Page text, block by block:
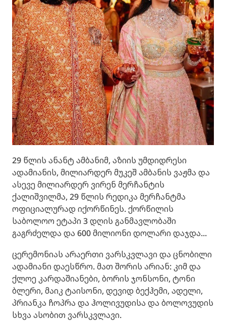
29 წლის ანანტ ამბანიმ, აზიის უმდიდრესი
ადამიანის, მილიარდერ მუკეშ ამბანის ვაჟმა და
ასევე მილიარდერ ვირენ მერჩანტის
ქალიშვილმა, 29 წლის რედიკა მერჩანტმა
ოფიციალურად იქორწინეს. ქორწილის
საბოლოო ეტაპი 3 დღის განმავლობაში
გაგრძელდა და 600 მილიონი დოლარი დაჯდა...
ცერემონიას არაერთი ვარსკვლავი და ცნობილი
ადამიანი დაესწრო. მათ შორის არიან: კიმ და
ქლოე კარდაშიანები, ბორის ჯონსონი, ტონი
ბლერი, მაიკ ტაისონი, დევიდ ბექჰემი, ადელი,
პრიანკა ჩოპრა და ჰოლივუდისა და ბოლოვუდის
სხვა ასობით ვარსკვლავი.